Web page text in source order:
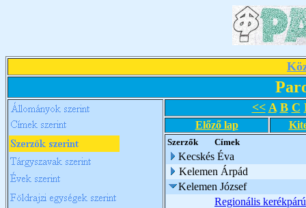
<< A B C
Előző lap
Szerzők Címek
Kecskés Éva
Kelemen Árpád
Kelemen József
Regionális